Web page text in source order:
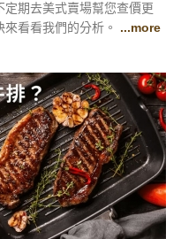
期去美式賣場幫您查價更
看看我們的分析。 ...more